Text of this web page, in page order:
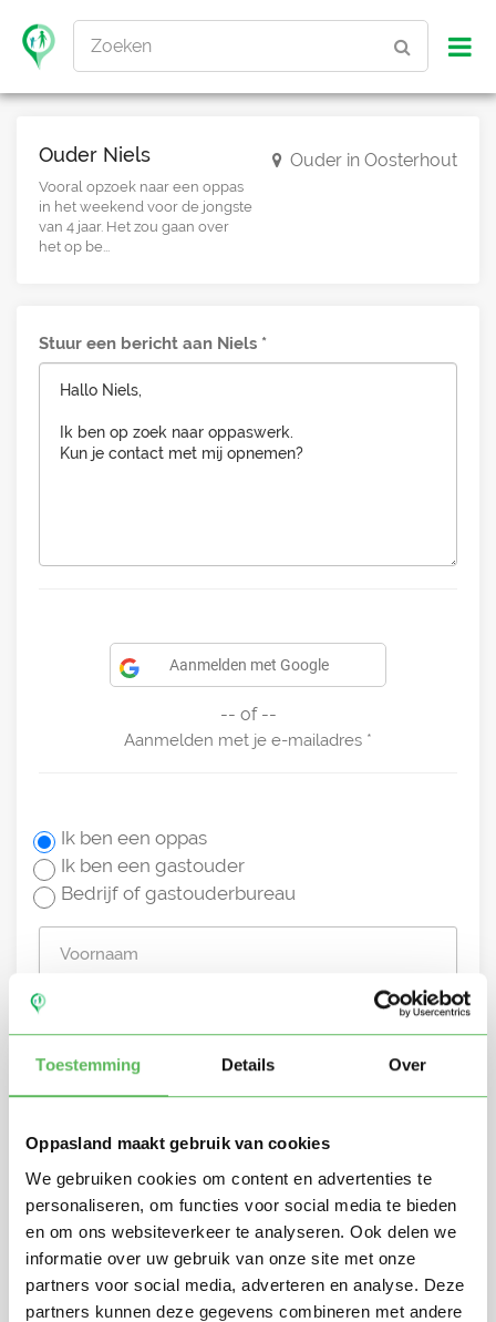
Toestemming Details Over
Oppasland maakt gebruik van cookies
We gebruiken cookies om content en advertenties te
personaliseren, om functies voor social media te bieden
en om ons websiteverkeer te analyseren. Ook delen we
informatie over uw gebruik van onze site met onze
partners voor social media, adverteren en analyse. Deze
partners kunnen deze gegevens combineren met andere
Zoeken
Ouder Niels
Vooral opzoek naar een oppas
in het weekend voor de jongste
van 4 jaar. Het zou gaan over
het op be...
Ouder in Oosterhout
Stuur een bericht aan Niels
Aanmelden met Google
-- of --
Aanmelden met je e-mailadres
Ik ben een oppas
Ik ben een gastouder
Bedrijf of gastouderbureau
Stuur mij nieuwe profielen in mijn omgeving per
e-mail
Door te registreren ga je akkoord met deAlgemene
voorwaardenvan Oppasland.